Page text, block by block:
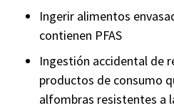
Ingerir alimentos
contienen PFAS
Ingestión accidental de
productos de consumo
alfombras resistentes a